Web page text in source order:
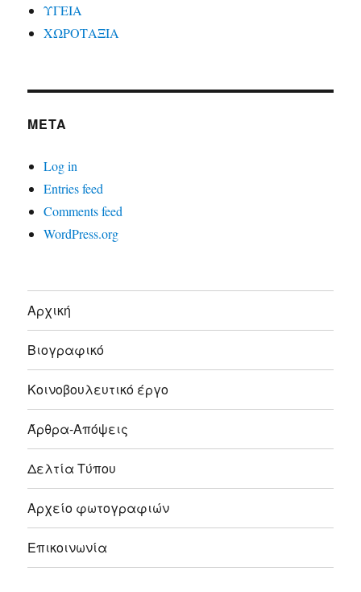
ΥΓΕΙΑ
ΧΩΡΟΤΑΞΙΑ
META
Log in
Entries feed
Comments feed
WordPress.org
Αρχική
Βιογραφικό
Κοινοβουλευτικό έργο
Άρθρα-Απόψεις
Δελτία Τύπου
Αρχείο φωτογραφιών
Επικοινωνία